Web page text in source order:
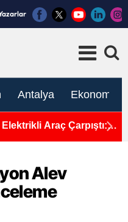
Antalya Ekonomi
Araç Çarpıştı: 2
Alev